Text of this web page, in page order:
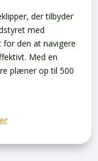
der tilbyder
med
den at navigere
Med en
plæner op til 500